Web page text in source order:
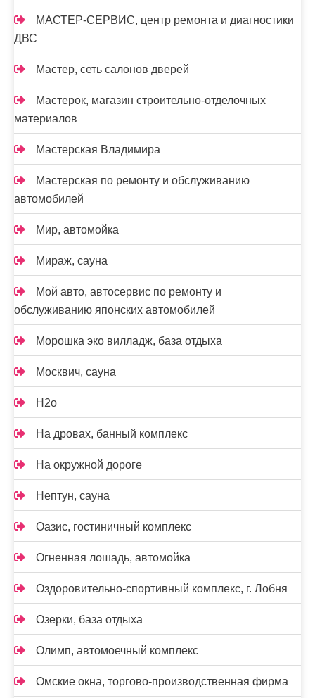
МАСТЕР-СЕРВИС, центр ремонта и диагностики
ДВС
Мастер, сеть салонов дверей
Мастерок, магазин строительно-отделочных
материалов
Мастерская Владимира
Мастерская по ремонту и обслуживанию
автомобилей
Мир, автомойка
Мираж, сауна
Мой авто, автосервис по ремонту и
обслуживанию японских автомобилей
Морошка эко вилладж, база отдыха
Москвич, сауна
Н2о
На дровах, банный комплекс
На окружной дороге
Нептун, сауна
Оазис, гостиничный комплекс
Огненная лошадь, автомойка
Оздоровительно-спортивный комплекс, г. Лобня
Озерки, база отдыха
Олимп, автомоечный комплекс
Омские окна, торгово-производственная фирма